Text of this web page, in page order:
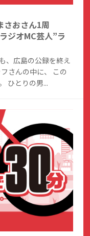
おさん1周
ジオMC芸人”ラ
、広島の公録を終え
さんの中に、 この
ひとりの男...